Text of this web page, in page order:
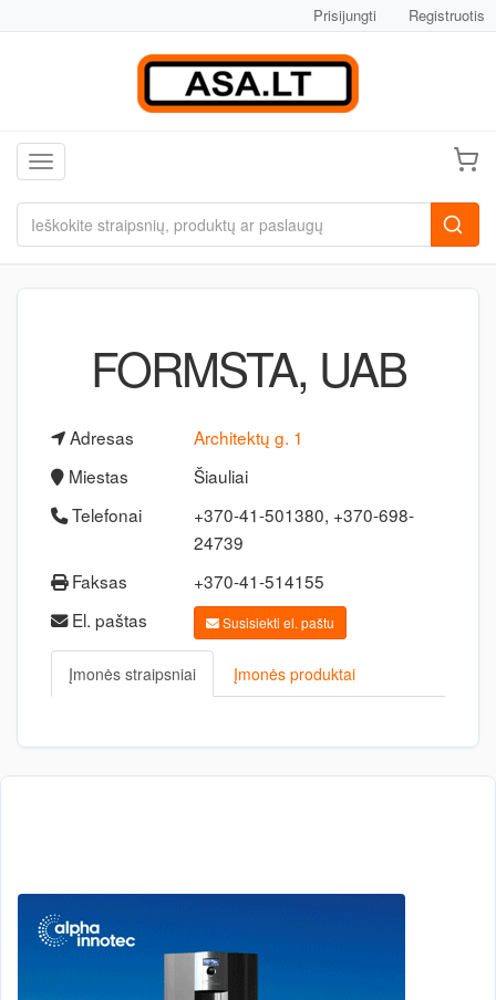
Prisijungti Registruotis
Toggle navigation
FORMSTA, UAB
Adresas
Architektų g. 1
Miestas
Šiauliai
Telefonai
+370-41-501380, +370-698-
24739
Faksas
+370-41-514155
El. paštas
Susisiekti el. paštu
Įmonės straipsniai Įmonės produktai